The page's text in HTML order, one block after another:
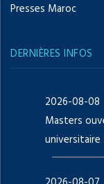
Presses Maroc
DERNIÈRES INFOS
2026-08-08
Masters